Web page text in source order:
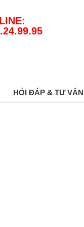
HỎI ĐÁP & TƯ VẤN